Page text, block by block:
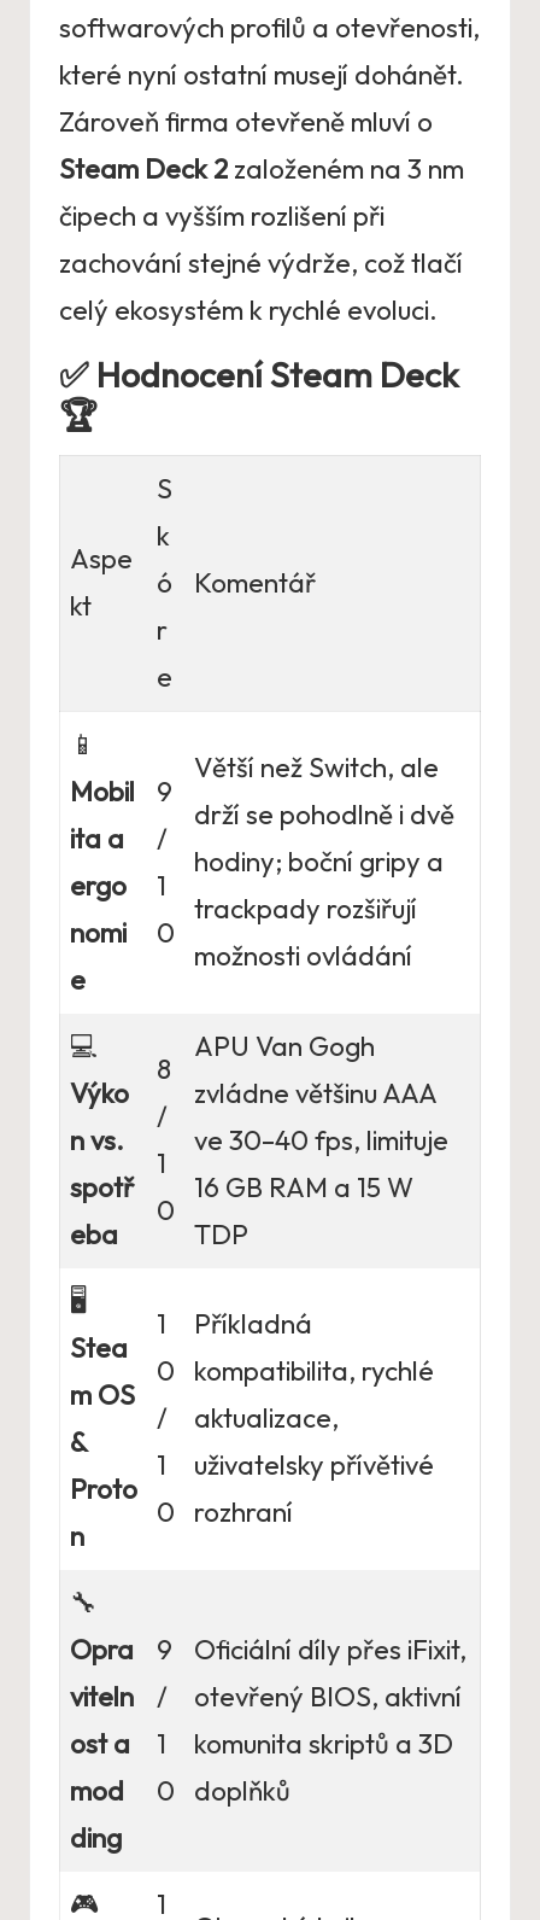
softwarových profilů a otevřenosti,
které nyní ostatní musejí dohánět.
Zároveň firma otevřeně mluví o
Steam Deck 2 založeném na 3 nm
čipech a vyšším rozlišení při
zachování stejné výdrže, což tlačí
celý ekosystém k rychlé evoluci.
✅ Hodnocení Steam Deck
🏆
Aspe
kt
S
k
ó
r
e
Komentář
📱
Mobil
ita a
ergo
nomi
e
9
/
1
0
Větší než Switch, ale
drží se pohodlně i dvě
hodiny; boční gripy a
trackpady rozšiřují
možnosti ovládání
💻
Výko
n vs.
spotř
eba
8
/
1
0
APU Van Gogh
zvládne většinu AAA
ve 30–40 fps, limituje
16 GB RAM a 15 W
TDP
🖥️
Stea
m OS
&
Proto
n
1
0
/
1
0
Příkladná
kompatibilita, rychlé
aktualizace,
uživatelsky přívětivé
rozhraní
🔧
Opra
viteln
ost a
mod
ding
9
/
1
0
Oficiální díly přes iFixit,
otevřený BIOS, aktivní
komunita skriptů a 3D
doplňků
🎮 1